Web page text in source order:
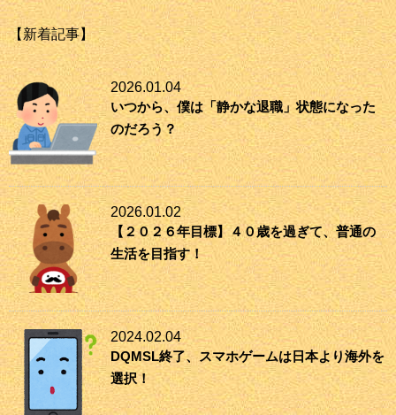
【新着記事】
2026.01.04
いつから、僕は「静かな退職」状態になった
のだろう？
2026.01.02
【２０２６年目標】４０歳を過ぎて、普通の
生活を目指す！
2024.02.04
DQMSL終了、スマホゲームは日本より海外を
選択！